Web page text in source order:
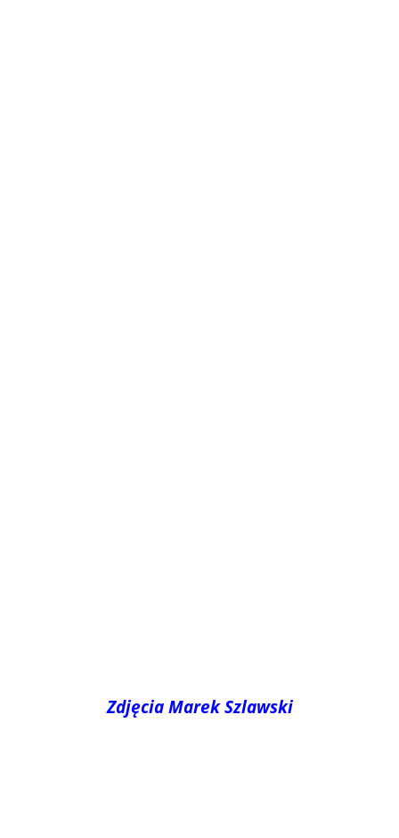
Zdjęcia Marek Szlawski